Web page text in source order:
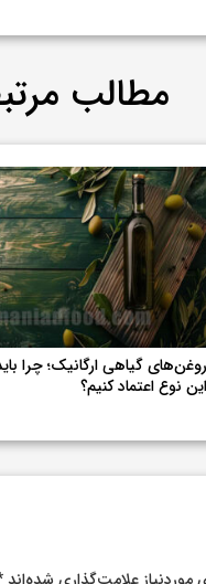
مطالب
روغن‌های گیاهی ارگانیک؛ چرا
این نوع اعتماد کنیم؟